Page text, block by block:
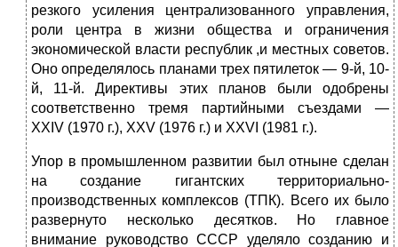
резкого усиления централизованного управления,
роли центра в жизни общества и ограничения
экономической власти республик ,и местных советов.
Оно определялось планами трех пятилеток — 9-й, 10-
й, 11-й. Директивы этих планов были одобрены
соответственно тремя партийными съездами —
XXIV (1970 г.), XXV (1976 г.) и XXVI (1981 г.).
Упор в промышленном развитии был отныне сделан
на создание гигантских территориально-
производственных комплексов (ТПК). Всего их было
развернуто несколько десятков. Но главное
внимание руководство СССР уделяло созданию и